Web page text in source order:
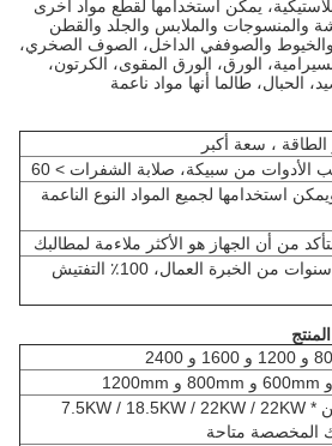
يمكن استخدامها لقطع مواد أخرى
والمنسوجات والملابس والجلد والقطن
والصوففي الداخل، الصوف الصخري،
الورق، الورق المقوى، الكرتون،
الحبال، طالما أنها مواد ناعمة
، سعة أكبر
من سبيكة، صلابة الشفرات > 60
استخدامها لجميع المواد النوع الناعمة
من أن الجهاز هو الأكثر ملاءمة لمطالبك
ضمان الجودة، أكثر من 10 سنوات من الخبرة العمال، 100٪ التفتيش
* نطاق المحرك الرئيسي من 7.5KW / 18.5KW / 22KW / 22KW *